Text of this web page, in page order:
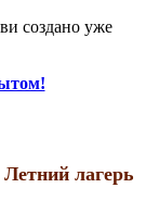
создано уже
Летний лагерь